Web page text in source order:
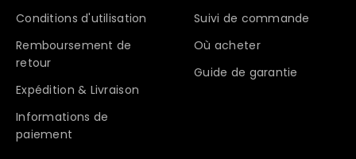
Conditions d'utilisation
Remboursement de
retour
Expédition & Livraison
Informations de
paiement
Suivi de commande
Où acheter
Guide de garantie